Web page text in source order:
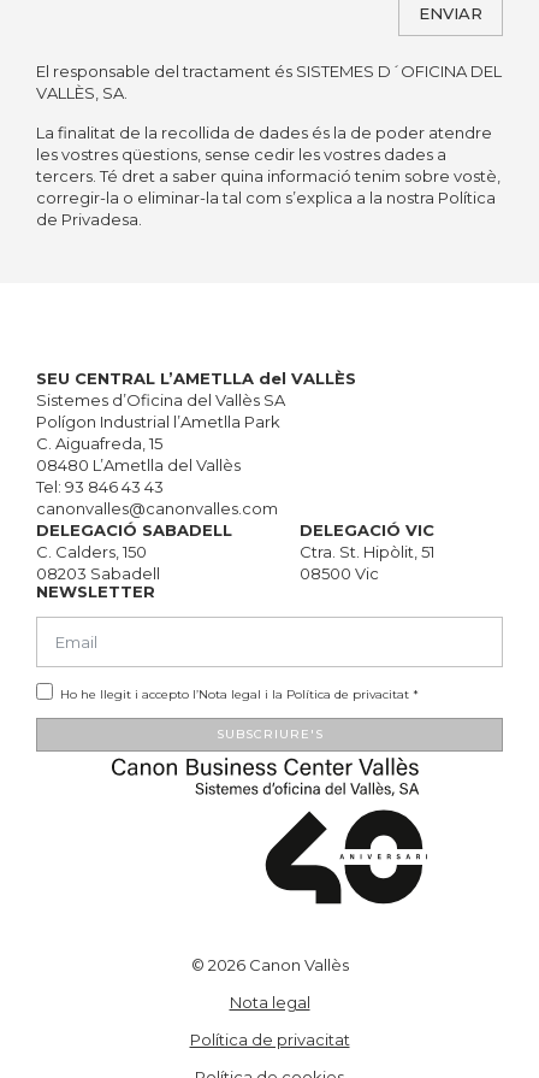
ENVIAR
Alternative:
El responsable del tractament és SISTEMES D´OFICINA DEL
VALLÈS, SA.
La finalitat de la recollida de dades és la de poder atendre
les vostres qüestions, sense cedir les vostres dades a
tercers. Té dret a saber quina informació tenim sobre vostè,
corregir-la o eliminar-la tal com s’explica a la nostra Política
de Privadesa.
SEU CENTRAL L’AMETLLA del VALLÈS
Sistemes d’Oficina del Vallès SA
Polígon Industrial l’Ametlla Park
C. Aiguafreda, 15
08480 L’Ametlla del Vallès
Tel: 93 846 43 43
canonvalles@canonvalles.com
DELEGACIÓ SABADELL
C. Calders, 150
08203 Sabadell
DELEGACIÓ VIC
Ctra. St. Hipòlit, 51
08500 Vic
NEWSLETTER
Ho he llegit i accepto l’Nota legal i la Política de privacitat *
SUBSCRIURE'S
Alternative:
© 2026 Canon Vallès
Nota legal
Política de privacitat